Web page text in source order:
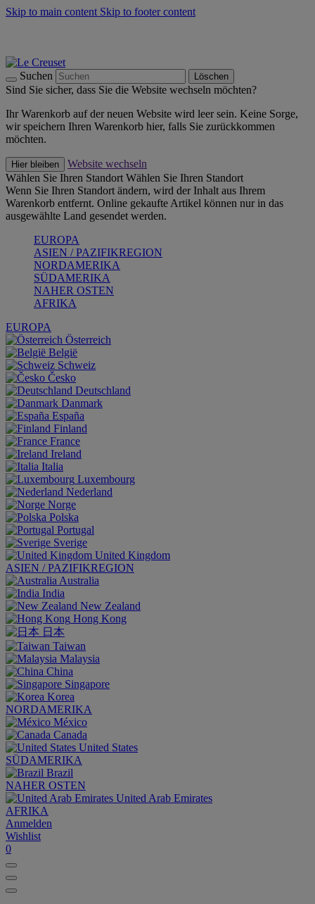
Skip to main content Skip to footer content
Suchen Löschen
Sind Sie sicher, dass Sie die Website wechseln möchten?
Ihr Warenkorb auf der neuen Website wird leer sein. Keine Sorge,
wir speichern Ihren Warenkorb hier, falls Sie zurückkommen
möchten.
Hier bleiben
Website wechseln
Wählen Sie Ihren Standort Wählen Sie Ihren Standort
Wenn Sie Ihren Standort ändern, wird der Inhalt aus Ihrem
Warenkorb entfernt. Online gekaufte Artikel können nur in das
ausgewählte Land gesendet werden.
EUROPA
ASIEN / PAZIFIKREGION
NORDAMERIKA
SÜDAMERIKA
NAHER OSTEN
AFRIKA
EUROPA
Österreich
België
Schweiz
Česko
Deutschland
Danmark
España
Finland
France
Ireland
Italia
Luxembourg
Nederland
Norge
Polska
Portugal
Sverige
United Kingdom
ASIEN / PAZIFIKREGION
Australia
India
New Zealand
Hong Kong
日本
Taiwan
Malaysia
China
Singapore
Korea
NORDAMERIKA
México
Canada
United States
SÜDAMERIKA
Brazil
NAHER OSTEN
United Arab Emirates
AFRIKA
Anmelden
Wishlist
0